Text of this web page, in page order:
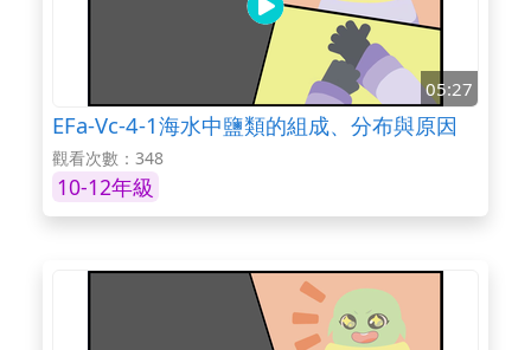
05:27
EFa-Vc-4-1海水中鹽類的組成、分布與原因
觀看次數：348
10-12年級